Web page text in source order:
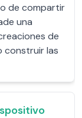
de compartir
una
de
construir las